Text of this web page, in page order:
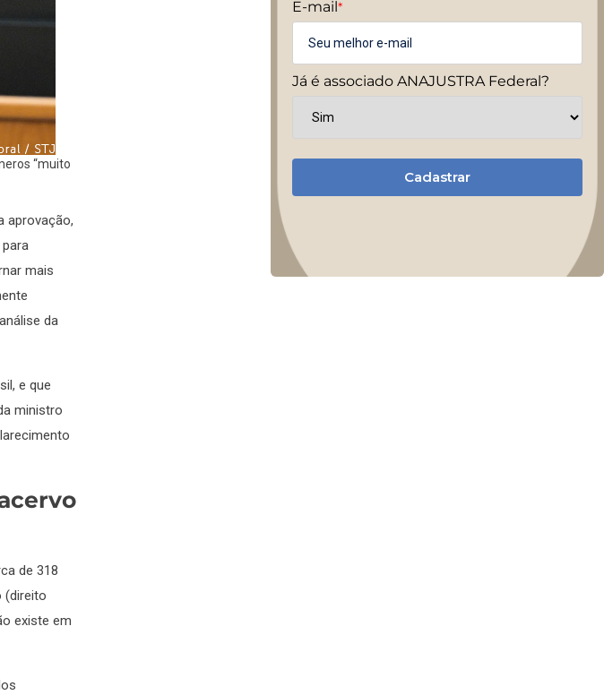
“muito
aprovação,
mais
da
e que
ministro
de 318
(direito
existe em
E-mail*
Já é associado ANAJUSTRA Federal?
Cadastrar